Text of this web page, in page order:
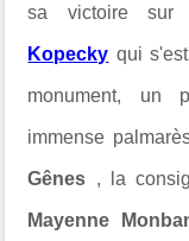
sa victoire
Kopecky qui
monument, un
immense
Gênes , la
Mayenne